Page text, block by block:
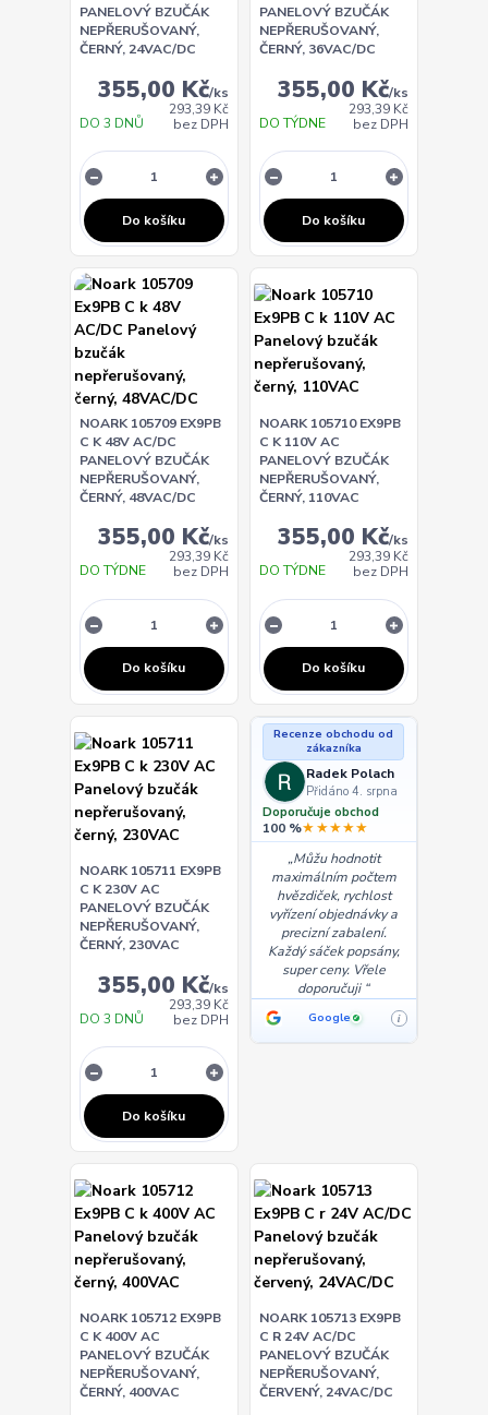
PANELOVÝ BZUČÁK
NEPŘERUŠOVANÝ,
ČERNÝ, 24VAC/DC
355,00 Kč/ks
293,39 Kč
bez DPH
DO 3 DNŮ
Do košíku
PANELOVÝ BZUČÁK
NEPŘERUŠOVANÝ,
ČERNÝ, 36VAC/DC
355,00 Kč/ks
293,39 Kč
bez DPH
DO TÝDNE
Do košíku
NOARK 105709 EX9PB
C K 48V AC/DC
PANELOVÝ BZUČÁK
NEPŘERUŠOVANÝ,
ČERNÝ, 48VAC/DC
355,00 Kč/ks
293,39 Kč
bez DPH
DO TÝDNE
Do košíku
NOARK 105710 EX9PB
C K 110V AC
PANELOVÝ BZUČÁK
NEPŘERUŠOVANÝ,
ČERNÝ, 110VAC
355,00 Kč/ks
293,39 Kč
bez DPH
DO TÝDNE
Do košíku
NOARK 105711 EX9PB
C K 230V AC
PANELOVÝ BZUČÁK
NEPŘERUŠOVANÝ,
ČERNÝ, 230VAC
355,00 Kč/ks
293,39 Kč
bez DPH
DO 3 DNŮ
Do košíku
Recenze obchodu od
zákazníka
Radek Polach
Přidáno 4. srpna
Doporučuje obchod
100 %★★★★★
Můžu hodnotit
maximálním počtem
hvězdiček, rychlost
vyřízení objednávky a
precizní zabalení.
Každý sáček popsány,
super ceny. Vřele
doporučuji
Google ✓ i
NOARK 105712 EX9PB
C K 400V AC
PANELOVÝ BZUČÁK
NEPŘERUŠOVANÝ,
ČERNÝ, 400VAC
NOARK 105713 EX9PB
C R 24V AC/DC
PANELOVÝ BZUČÁK
NEPŘERUŠOVANÝ,
ČERVENÝ, 24VAC/DC